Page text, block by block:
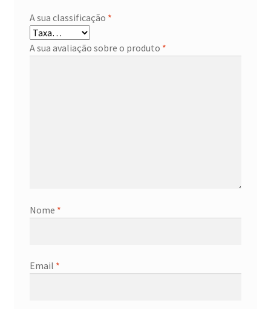
A sua classificação *
A sua avaliação sobre o produto *
Nome *
Email *